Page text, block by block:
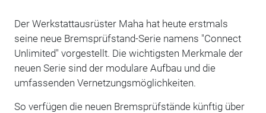
Der Werkstattausrüster Maha hat heute erstmals
seine neue Bremsprüfstand-Serie namens "Connect
Unlimited" vorgestellt. Die wichtigsten Merkmale der
neuen Serie sind der modulare Aufbau und die
umfassenden Vernetzungsmöglichkeiten.
So verfügen die neuen Bremsprüfstände künftig über